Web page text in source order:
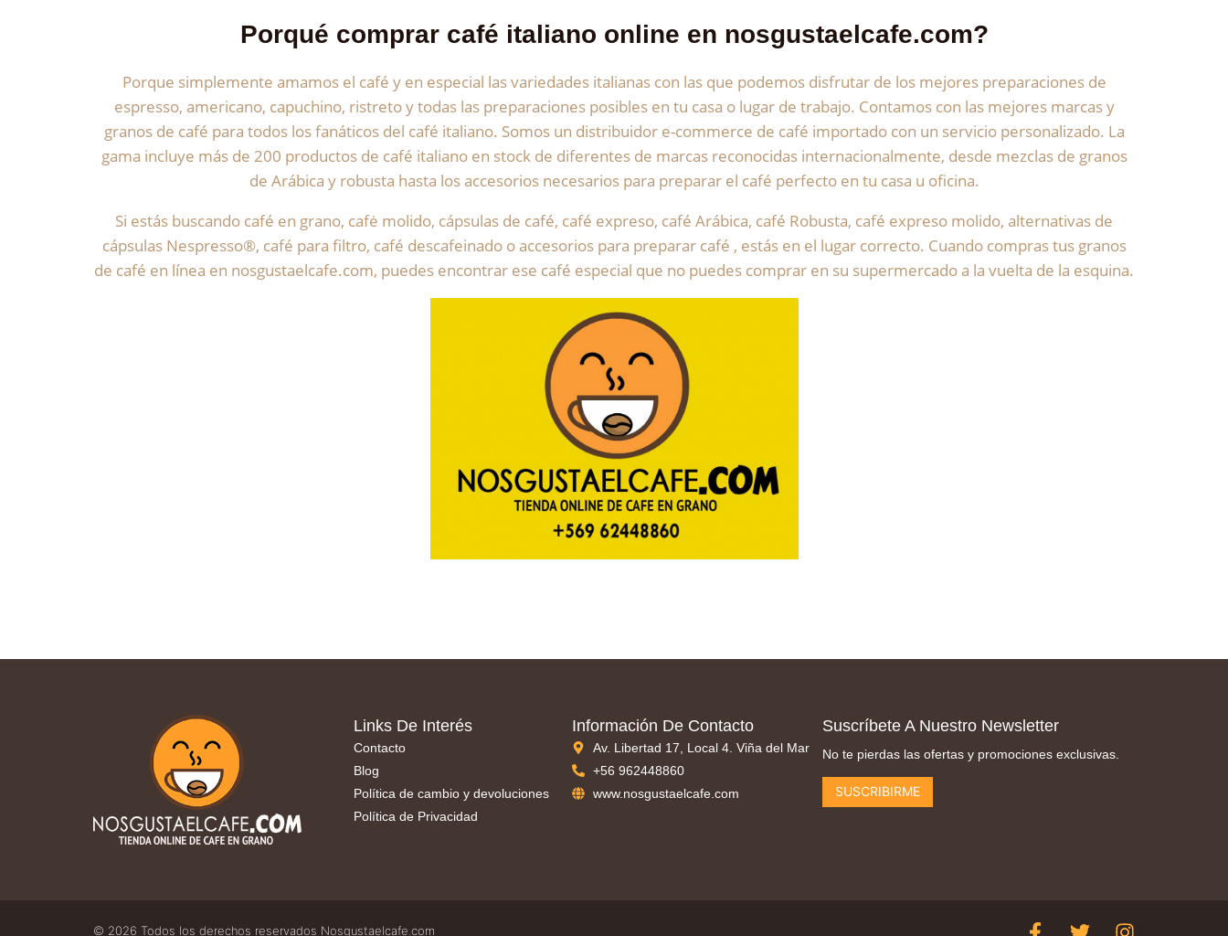
Porqué comprar café italiano online en nosgustaelcafe.com?
Porque simplemente amamos el café y en especial las variedades italianas con las que podemos disfrutar de los mejores preparaciones de
espresso, americano, capuchino, ristreto y todas las preparaciones posibles en tu casa o lugar de trabajo. Contamos con las mejores marcas y
granos de café para todos los fanáticos del café italiano. Somos un distribuidor e-commerce de café importado con un servicio personalizado. La
gama incluye más de 200 productos de café italiano en stock de diferentes de marcas reconocidas internacionalmente, desde mezclas de granos
de Arábica y robusta hasta los accesorios necesarios para preparar el café perfecto en tu casa u oficina.
Si estás buscando café en grano, cafė molido, cápsulas de café, café expreso, café Arábica, café Robusta, café expreso molido, alternativas de
cápsulas Nespresso®, café para filtro, café descafeinado o accesorios para preparar café , estás en el lugar correcto. Cuando compras tus granos
de café en línea en nosgustaelcafe.com, puedes encontrar ese café especial que no puedes comprar en su supermercado a la vuelta de la esquina.
Links De Interés
Contacto
Blog
Política de cambio y devoluciones
Política de Privacidad
Información De Contacto
Av. Libertad 17, Local 4. Viña del Mar
+56 962448860
www.nosgustaelcafe.com
Suscríbete A Nuestro Newsletter
No te pierdas las ofertas y promociones exclusivas.
SUSCRIBIRME
© 2026 Todos los derechos reservados Nosgustaelcafe.com